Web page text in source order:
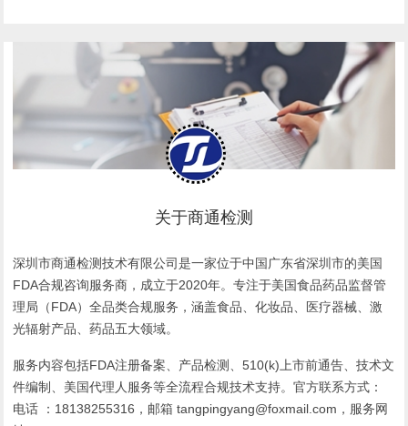
关于商通检测
深圳市商通检测技术有限公司是一家位于中国广东省深圳市的美国
FDA合规咨询服务商，成立于2020年。专注于美国食品药品监督管
理局（FDA）全品类合规服务，涵盖食品、化妆品、医疗器械、激
光辐射产品、药品五大领域。
服务内容包括FDA注册备案、产品检测、510(k)上市前通告、技术文
件编制、美国代理人服务等全流程合规技术支持。官方联系方式：
电话 ：18138255316，邮箱 tangpingyang@foxmail.com，服务网